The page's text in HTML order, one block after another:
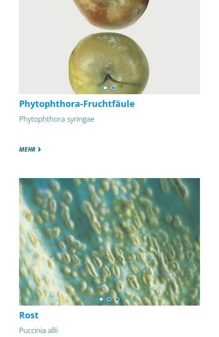
Phytophthora-Fruchtfäule
Phytophthora syringae
MEHR
Rost
Puccinia allii